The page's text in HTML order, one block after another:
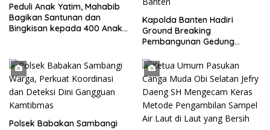
Peduli Anak Yatim, Mahabib
Bagikan Santunan dan
Bingkisan kepada 400 Anak
Kapolda Banten Hadiri
Ground Breaking
Pembangunan Gedung
Provinsi Banten
Polsek Babakan Sambangi